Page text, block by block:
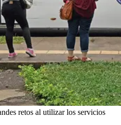
retos al utilizar los servicios